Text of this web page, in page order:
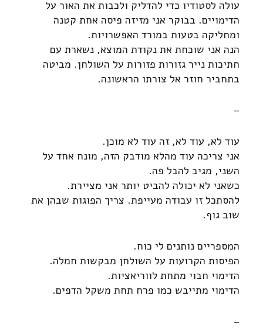
עולה לסטודיו כדי להדליק ולכבות את האור על
הדימויים. בבוקר אני מזיזה פיסה אחת קטנה
ומחליקה בטעות במורד האפשרויות.
הנה אני שוכחת את נקודת המוצא, נשארת עם
חתיכות נייר גזורות פזורות על השולחן. מביטה
בתחביר חוזר אל צורתו הראשונה.
–
עוד לא, עוד לא, זה עוד לא מוכן.
אני צריכה עוד מהלא מודבק הזה, מונח אחד על
השני, מגיב להבל פה.
כשאני לא יכולה להביט יותר אני מציירת.
להסתכל זו עבודה מעייפת. צריך הפוגות שבהן את
שוב גוף.
המספריים נותנים לי כוח.
הפיסות הקרועות על השולחן מבקשות חמלה.
הדימוי חבוי מתחת לווריאציות.
הדימוי מתייבש כמו פרח תחת משקל הדפים.
–